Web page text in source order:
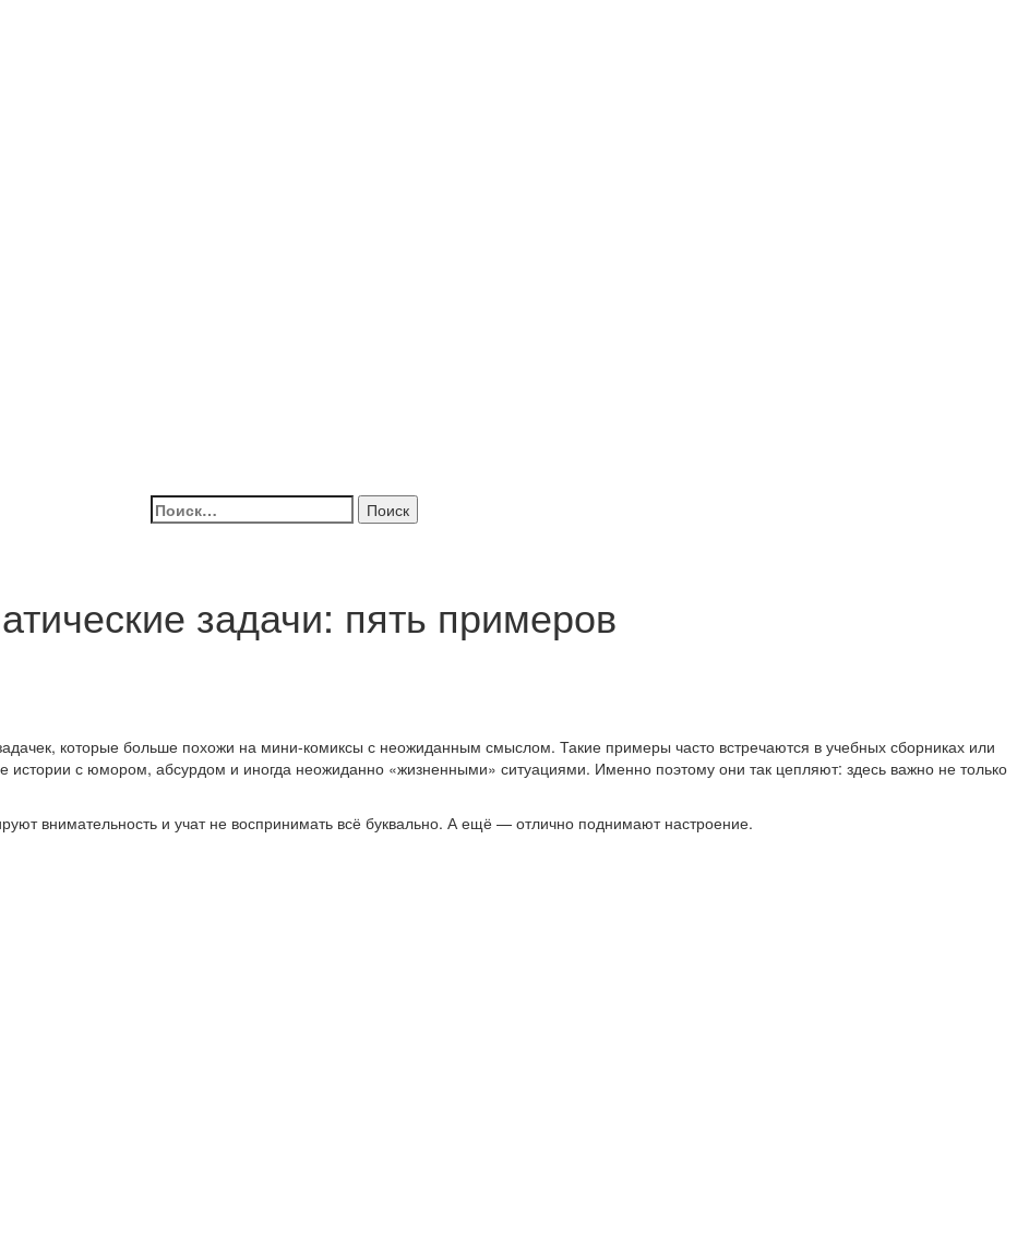
Найти:
задачи: пять примеров
которые больше похожи на мини-комиксы с неожиданным смыслом. Такие примеры часто встречаются в учебных сборниках или
с юмором, абсурдом и иногда неожиданно «жизненными» ситуациями. Именно поэтому они так цепляют: здесь важно не только
внимательность и учат не воспринимать всё буквально. А ещё — отлично поднимают настроение.